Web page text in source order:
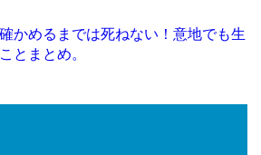
かめるまでは死ねない！意地でも生
とまとめ。